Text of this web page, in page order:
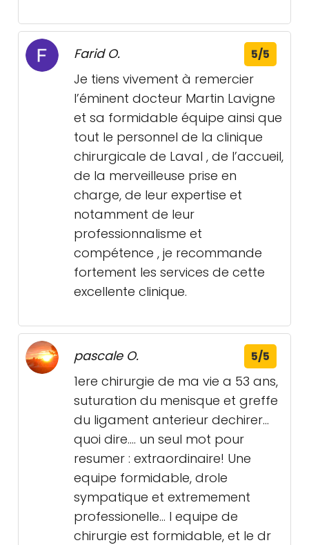
Farid O. 5/5
Je tiens vivement à remercier
l’éminent docteur Martin Lavigne
et sa formidable équipe ainsi que
tout le personnel de la clinique
chirurgicale de Laval , de l’accueil,
de la merveilleuse prise en
charge, de leur expertise et
notamment de leur
professionnalisme et
compétence , je recommande
fortement les services de cette
excellente clinique.
pascale O. 5/5
1ere chirurgie de ma vie a 53 ans,
suturation du menisque et greffe
du ligament anterieur dechirer...
quoi dire.... un seul mot pour
resumer : extraordinaire! Une
equipe formidable, drole
sympatique et extremement
professionelle... l equipe de
chirurgie est formidable, et le dr